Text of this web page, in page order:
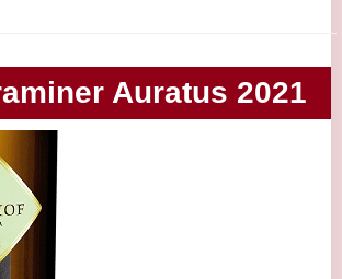
Auratus 2021